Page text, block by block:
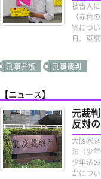
被告人
（赤色
実につ
日、東
刑事弁護 刑事裁判
【ニュース】
元裁
反対
大阪家
法（少
少年法
かにつ